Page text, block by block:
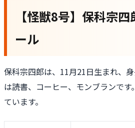
【怪獣8号】保科宗
ール
保科宗四郎は、11月21日生まれ、
は読書、コーヒー、モンブランで
ています。